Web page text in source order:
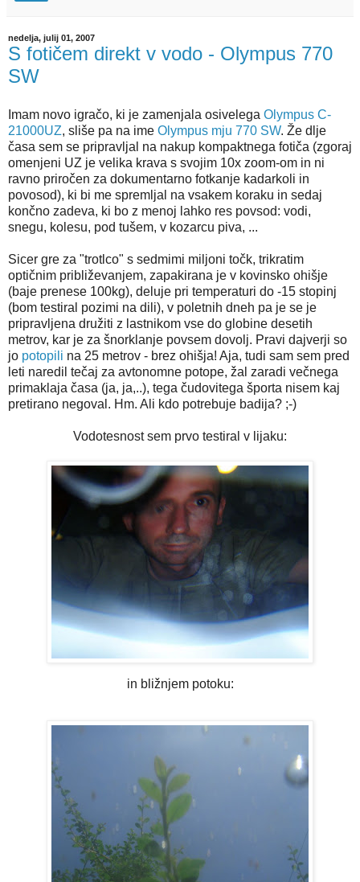
nedelja, julij 01, 2007
S fotičem direkt v vodo - Olympus 770
SW
Imam novo igračo, ki je zamenjala osivelega Olympus C-
21000UZ, sliše pa na ime Olympus mju 770 SW. Že dlje
časa sem se pripravljal na nakup kompaktnega fotiča (zgoraj
omenjeni UZ je velika krava s svojim 10x zoom-om in ni
ravno priročen za dokumentarno fotkanje kadarkoli in
povosod), ki bi me spremljal na vsakem koraku in sedaj
končno zadeva, ki bo z menoj lahko res povsod: vodi,
snegu, kolesu, pod tušem, v kozarcu piva, ...
Sicer gre za "trotlco" s sedmimi miljoni točk, trikratim
optičnim približevanjem, zapakirana je v kovinsko ohišje
(baje prenese 100kg), deluje pri temperaturi do -15 stopinj
(bom testiral pozimi na dili), v poletnih dneh pa je se je
pripravljena družiti z lastnikom vse do globine desetih
metrov, kar je za šnorklanje povsem dovolj. Pravi dajverji so
jo potopili na 25 metrov - brez ohišja! Aja, tudi sam sem pred
leti naredil tečaj za avtonomne potope, žal zaradi večnega
primaklaja časa (ja, ja,..), tega čudovitega športa nisem kaj
pretirano negoval. Hm. Ali kdo potrebuje badija? ;-)
Vodotesnost sem prvo testiral v lijaku:
in bližnjem potoku: